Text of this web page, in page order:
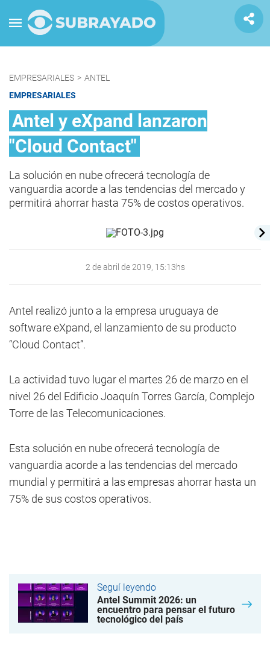
EMPRESARIALES > ANTEL
EMPRESARIALES
Antel y eXpand lanzaron
"Cloud Contact"
La solución en nube ofrecerá tecnología de
vanguardia acorde a las tendencias del mercado y
permitirá ahorrar hasta 75% de costos operativos.
2 de abril de 2019, 15:13hs
Antel realizó junto a la empresa uruguaya de
software eXpand, el lanzamiento de su producto
“Cloud Contact”.
La actividad tuvo lugar el martes 26 de marzo en el
nivel 26 del Edificio Joaquín Torres García, Complejo
Torre de las Telecomunicaciones.
Esta solución en nube ofrecerá tecnología de
vanguardia acorde a las tendencias del mercado
mundial y permitirá a las empresas ahorrar hasta un
75% de sus costos operativos.
Seguí leyendo
Antel Summit 2026: un
encuentro para pensar el futuro
tecnológico del país